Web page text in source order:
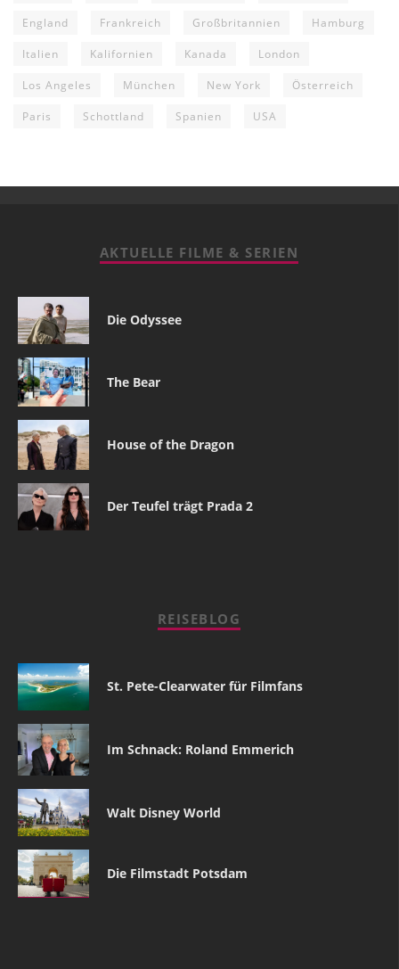
England Frankreich Großbritannien Hamburg
Italien Kalifornien Kanada London
Los Angeles München New York Österreich
Paris Schottland Spanien USA
AKTUELLE FILME & SERIEN
Die Odyssee
The Bear
House of the Dragon
Der Teufel trägt Prada 2
REISEBLOG
St. Pete-Clearwater für Filmfans
Im Schnack: Roland Emmerich
Walt Disney World
Die Filmstadt Potsdam